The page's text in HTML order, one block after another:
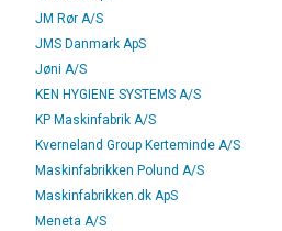
JM Rør A/S
JMS Danmark ApS
Jøni A/S
KEN HYGIENE SYSTEMS A/S
KP Maskinfabrik A/S
Kverneland Group Kerteminde A/S
Maskinfabrikken Polund A/S
Maskinfabrikken.dk ApS
Meneta A/S